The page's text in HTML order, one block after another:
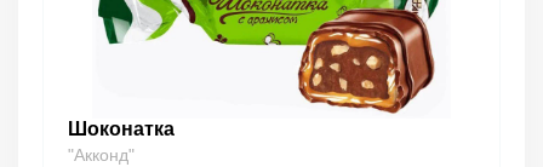
Шоконатка
"Акконд"